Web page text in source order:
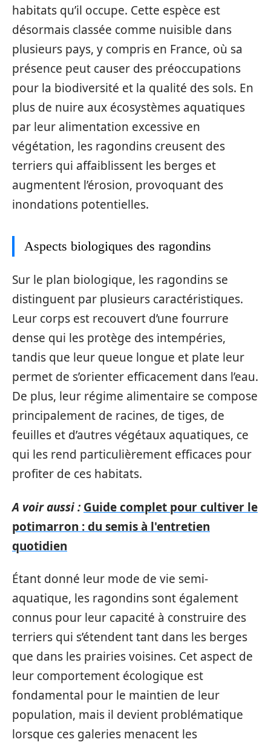
habitats qu’il occupe. Cette espèce est
désormais classée comme nuisible dans
plusieurs pays, y compris en France, où sa
présence peut causer des préoccupations
pour la biodiversité et la qualité des sols. En
plus de nuire aux écosystèmes aquatiques
par leur alimentation excessive en
végétation, les ragondins creusent des
terriers qui affaiblissent les berges et
augmentent l’érosion, provoquant des
inondations potentielles.
Aspects biologiques des ragondins
Sur le plan biologique, les ragondins se
distinguent par plusieurs caractéristiques.
Leur corps est recouvert d’une fourrure
dense qui les protège des intempéries,
tandis que leur queue longue et plate leur
permet de s’orienter efficacement dans l’eau.
De plus, leur régime alimentaire se compose
principalement de racines, de tiges, de
feuilles et d’autres végétaux aquatiques, ce
qui les rend particulièrement efficaces pour
profiter de ces habitats.
A voir aussi : Guide complet pour cultiver le
potimarron : du semis à l'entretien
quotidien
Étant donné leur mode de vie semi-
aquatique, les ragondins sont également
connus pour leur capacité à construire des
terriers qui s’étendent tant dans les berges
que dans les prairies voisines. Cet aspect de
leur comportement écologique est
fondamental pour le maintien de leur
population, mais il devient problématique
lorsque ces galeries menacent les